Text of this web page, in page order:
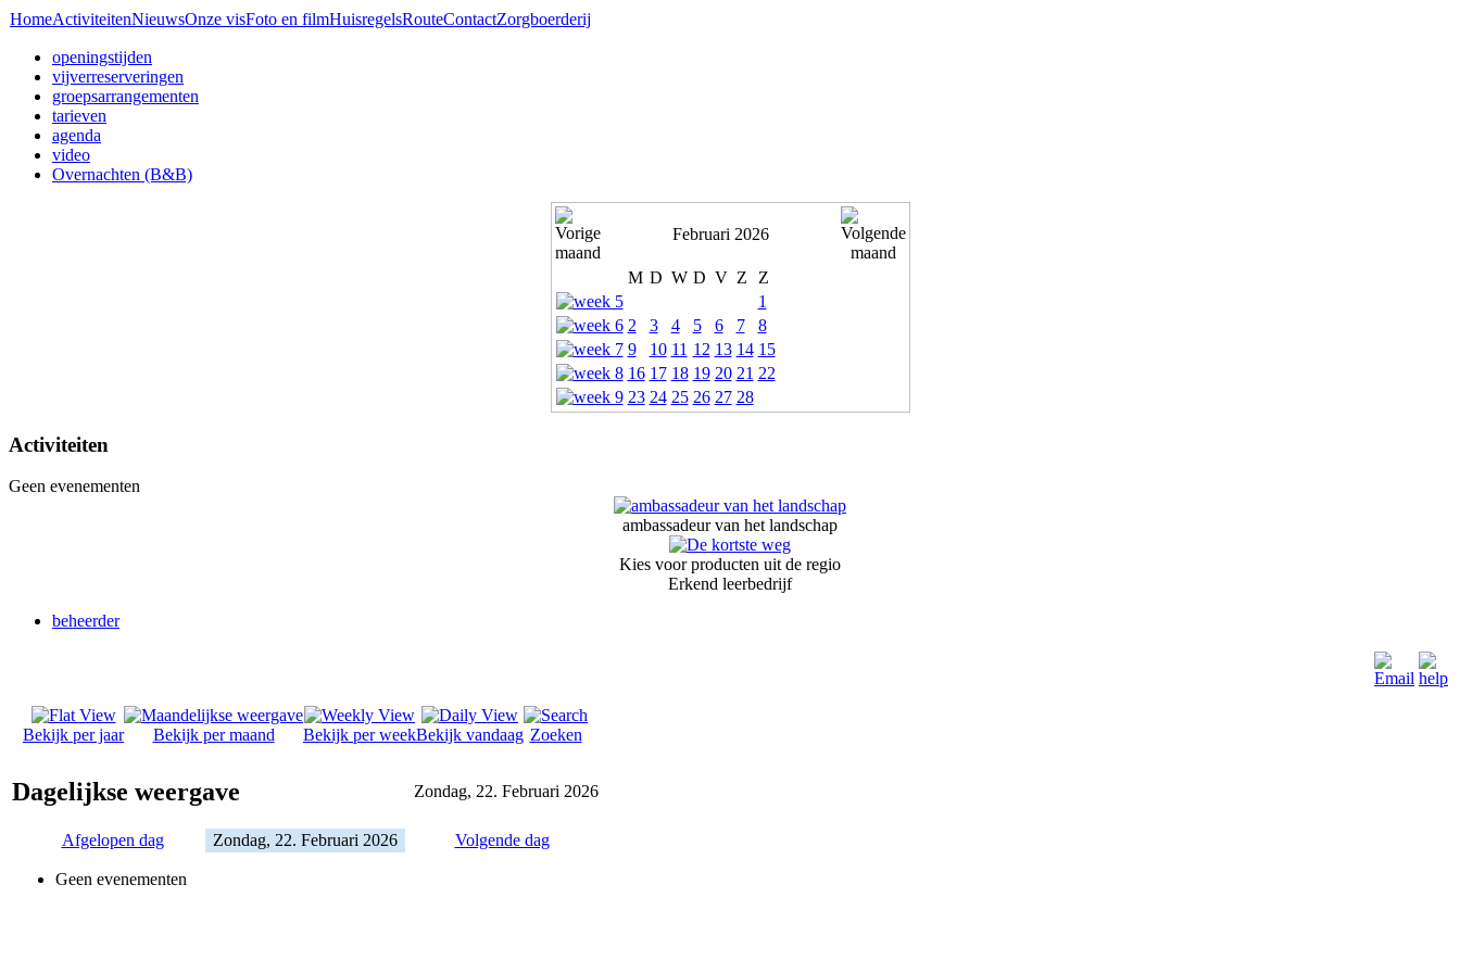
HomeActiviteitenNieuwsOnze visFoto en filmHuisregelsRouteContactZorgboerderij
openingstijden
vijverreserveringen
groepsarrangementen
tarieven
agenda
video
Overnachten (B&B)
Februari 2026
M D W D V Z
Z
1
2
3 4 5 6 7
8
9
10 11 12 13 14 15
16 17 18 19 20 21 22
23 24 25 26 27 28
Activiteiten
Geen evenementen
ambassadeur van het landschap
Kies voor producten uit de regio
Erkend leerbedrijf
beheerder
Bekijk per jaar Bekijk per maand Bekijk per weekBekijk vandaag Zoeken
Dagelijkse weergave Zondag, 22. Februari 2026
Afgelopen dag Zondag, 22. Februari 2026 Volgende dag
Geen evenementen